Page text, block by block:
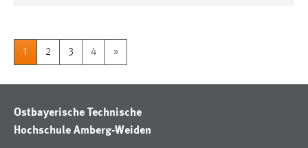
1 2 3 4 »
Ostbayerische Technische
Hochschule Amberg-Weiden